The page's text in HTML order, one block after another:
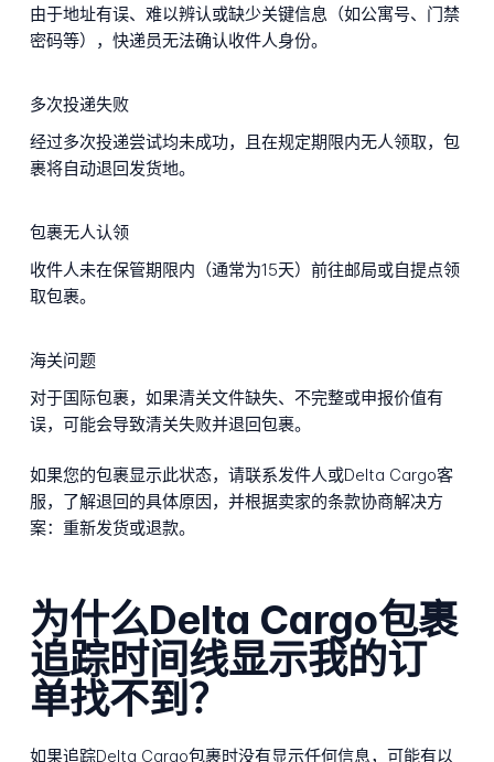
由于地址有误、难以辨认或缺少关键信息（如公寓号、门禁
密码等），快递员无法确认收件人身份。
多次投递失败
经过多次投递尝试均未成功，且在规定期限内无人领取，包
裹将自动退回发货地。
包裹无人认领
收件人未在保管期限内（通常为15天）前往邮局或自提点领
取包裹。
海关问题
对于国际包裹，如果清关文件缺失、不完整或申报价值有
误，可能会导致清关失败并退回包裹。
如果您的包裹显示此状态，请联系发件人或Delta Cargo客
服，了解退回的具体原因，并根据卖家的条款协商解决方
案：重新发货或退款。
为什么Delta Cargo包裹
追踪时间线显示我的订
单找不到？
如果追踪Delta Cargo包裹时没有显示任何信息，可能有以